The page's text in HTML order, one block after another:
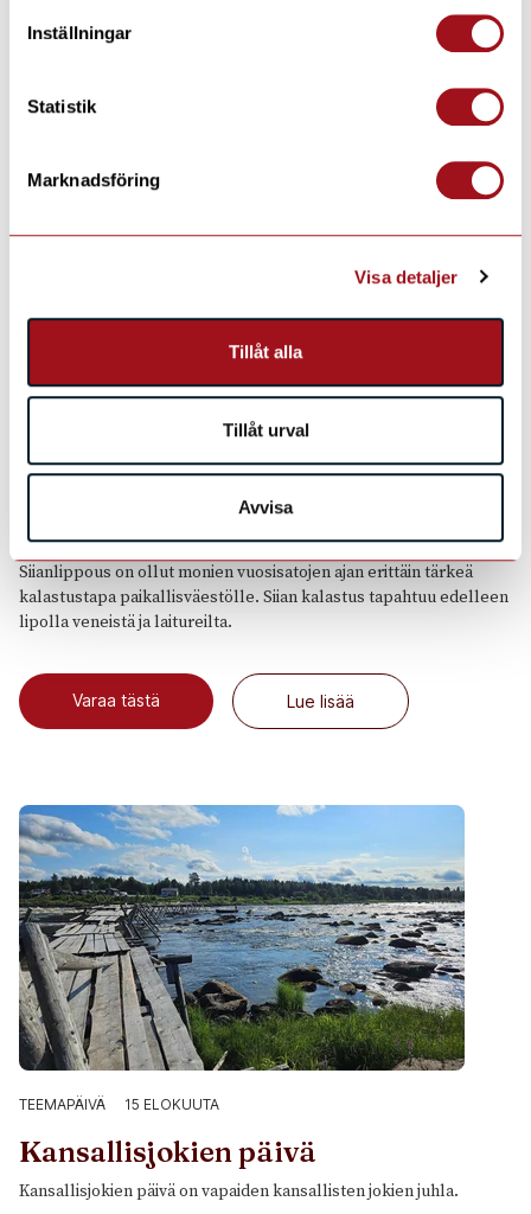
Inställningar
Statistik
Marknadsföring
Visa detaljer
Tillåt alla
Tillåt urval
Avvisa
Fler vinteraktiviteter Se alla
Lippokalastus
Siianlippous on ollut monien vuosisatojen ajan erittäin tärkeä
kalastustapa paikallisväestölle. Siian kalastus tapahtuu edelleen
lipolla veneistä ja laitureilta.
Varaa tästä Lue lisää
TEEMAPÄIVÄ 15 ELOKUUTA
Kansallisjokien päivä
Kansallisjokien päivä on vapaiden kansallisten jokien juhla.